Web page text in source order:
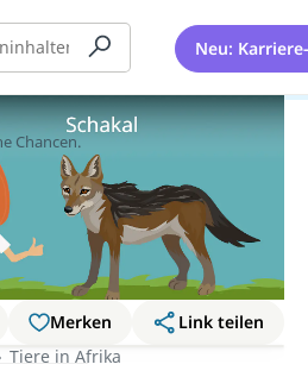
Neu:
Merken
Link teilen
Tiere in Afrika
Chancen.